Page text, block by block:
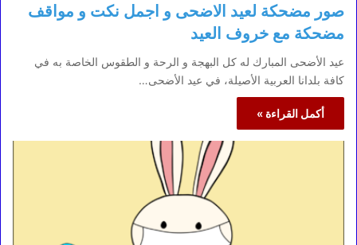
صور مضحكة لعيد الاضحى و اجمل نكت و مواقف
مضحكة مع خروف العيد
عيد الأضحى المبارك له كل البهجة و الرحة و الطقوس الخاصة به في
كافة بلدانا العربية الأصيلة، في عيد الأضحى…
أكمل القراءة »